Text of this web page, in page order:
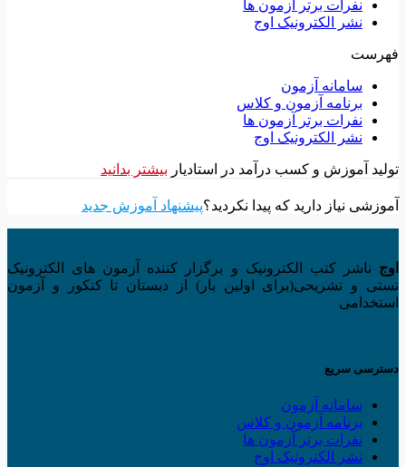
نفرات برتر آزمون ها
نشر الکترونیک اوج
فهرست
سامانه آزمون
برنامه آزمون و کلاس
نفرات برتر آزمون ها
نشر الکترونیک اوج
تولید آموزش و کسب درآمد در استادیار بیشتر بدانید
آموزشی نیاز دارید که پیدا نکردید؟پیشنهاد آموزش جدید
اوج ناشر کتب الکترونیک و برگزار کننده آزمون های الکترونیک
تستی و تشریحی(برای اولین بار) از دبستان تا کنکور و آزمون
استخدامی
دسترسی سریع
سامانه آزمون
برنامه آزمون و کلاس
نفرات برتر آزمون ها
نشر الکترونیک اوج